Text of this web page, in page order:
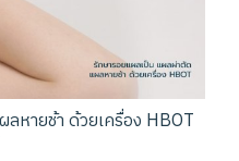
หายช้า ด้วยเครื่อง HBOT